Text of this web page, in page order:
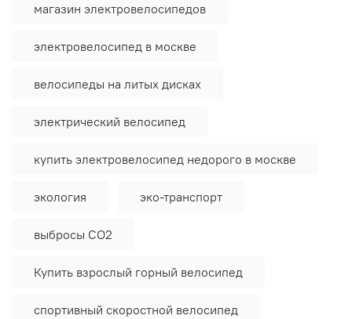
магазин электровелосипедов
электровелосипед в москве
велосипеды на литых дисках
электрический велосипед
купить электровелосипед недорого в москве
экология эко-транспорт
выбросы CO2
Купить взрослый горный велосипед
спортивный скоростной велосипед